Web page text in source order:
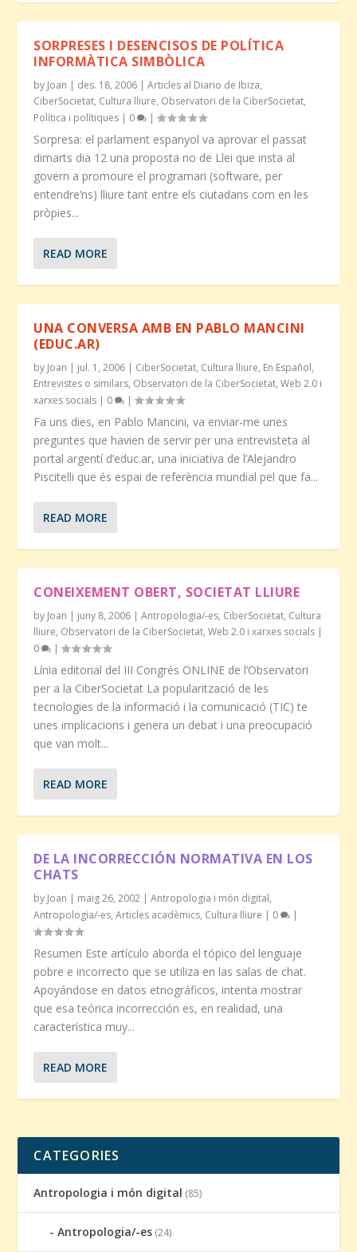
SORPRESES I DESENCISOS DE POLÍTICA
INFORMÀTICA SIMBÒLICA
by Joan | des. 18, 2006 |Articles al Diario de Ibiza,
CiberSocietat, Cultura lliure, Observatori de la CiberSocietat,
Política i polítiques | 0 |
Sorpresa: el parlament espanyol va aprovar el passat
dimarts dia 12 una proposta no de Llei que insta al
govern a promoure el programari (software, per
entendre’ns) lliure tant entre els ciutadans com en les
pròpies...
READ MORE
UNA CONVERSA AMB EN PABLO MANCINI
(EDUC.AR)
by Joan | jul. 1, 2006 | CiberSocietat, Cultura lliure, En Español,
Entrevistes o similars, Observatori de la CiberSocietat,Web 2.0 i
xarxes socials | 0 |
Fa uns dies, en Pablo Mancini, va enviar-me unes
preguntes que havien de servir per una entrevisteta al
portal argentí d’educ.ar, una iniciativa de l’Alejandro
Piscitelli que és espai de referència mundial pel que fa...
READ MORE
CONEIXEMENT OBERT, SOCIETAT LLIURE
by Joan | juny 8, 2006 |Antropologia/-es, CiberSocietat, Cultura
lliure, Observatori de la CiberSocietat,Web 2.0 i xarxes socials |
0
|
Línia editorial del III Congrés ONLINE de l’Observatori
per a la CiberSocietat La popularització de les
tecnologies de la informació i la comunicació (TIC) te
unes implicacions i genera un debat i una preocupació
que van molt...
READ MORE
DE LA INCORRECCIÓN NORMATIVA EN LOS
CHATS
by Joan | maig 26, 2002 |Antropologia i món digital,
Antropologia/-es,Articles acadèmics, Cultura lliure | 0 |
Resumen Este artículo aborda el tópico del lenguaje
pobre e incorrecto que se utiliza en las salas de chat.
Apoyándose en datos etnográficos, intenta mostrar
que esa teórica incorrección es, en realidad, una
característica muy...
READ MORE
CATEGORIES
Antropologia i món digital (85)
Antropologia/-es (24)